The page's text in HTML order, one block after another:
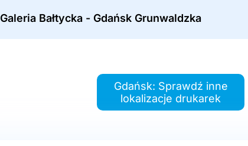
Galeria Bałtycka - Gdańsk Grunwaldzka
Gdańsk: Sprawdź inne
lokalizacje drukarek